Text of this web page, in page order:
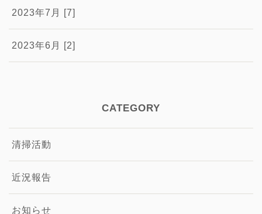
2023年7月 [7]
2023年6月 [2]
CATEGORY
清掃活動
近況報告
お知らせ